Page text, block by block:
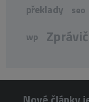
překlady seo
wp